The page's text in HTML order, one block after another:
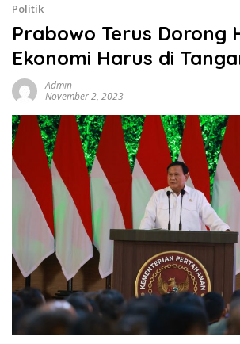
Politik
Prabowo Terus Dorong
Ekonomi Harus di
Admin
November 2, 2023